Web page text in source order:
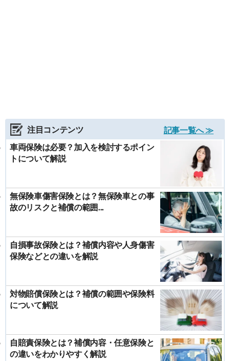
注目コンテンツ
記事一覧へ ≫
車両保険は必要？加入を検討するポイン
トについて解説
無保険車傷害保険とは？無保険車との事
故のリスクと補償の範囲...
自損事故保険とは？補償内容や人身傷害
保険などとの違いを解説
対物賠償保険とは？補償の範囲や保険料
について解説
自賠責保険とは？補償内容・任意保険と
の違いをわかりやすく解説